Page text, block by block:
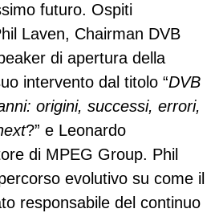
futuro. Ospiti
Laven, Chairman DVB
di apertura della
intervento dal titolo “DVB
origini, successi, errori,
?” e Leonardo
di MPEG Group. Phil
evolutivo su come il
responsabile del continuo